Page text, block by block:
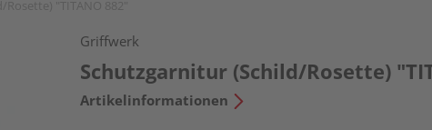
Griffwerk
Schutzgarnitur (Schild/Rosette)
Artikelinformationen